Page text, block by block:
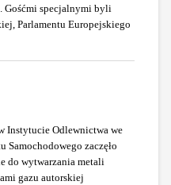
Gośćmi specjalnymi byli
Parlamentu Europejskiego
Instytucie Odlewnictwa we
Samochodowego zaczęło
do wytwarzania metali
gazu autorskiej